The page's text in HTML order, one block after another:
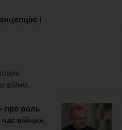
і
війни.
про роль
війни»,